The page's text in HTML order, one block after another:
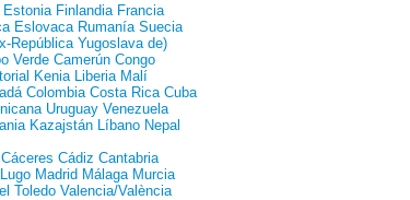
Estonia Finlandia Francia
Eslovaca Rumanía Suecia
República Yugoslava de)
Verde Camerún Congo
Kenia Liberia Malí
Colombia Costa Rica Cuba
Uruguay Venezuela
Kazajstán Líbano Nepal
Cáceres Cádiz Cantabria
Lugo Madrid Málaga Murcia
Toledo Valencia/València